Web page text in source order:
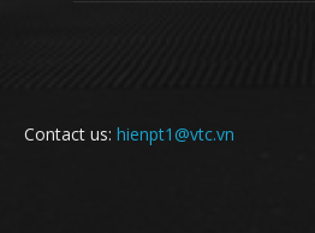
Contact us: hienpt1@vtc.vn